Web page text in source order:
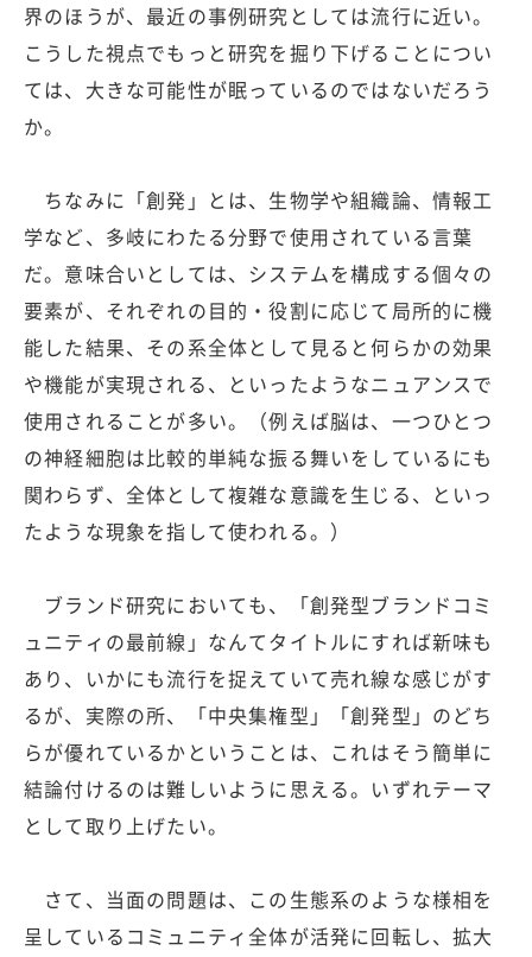
界のほうが、最近の事例研究としては流行に近い。
こうした視点でもっと研究を掘り下げることについ
ては、大きな可能性が眠っているのではないだろう
か。
ちなみに「創発」とは、生物学や組織論、情報工
学など、多岐にわたる分野で使用されている言葉
だ。意味合いとしては、システムを構成する個々の
要素が、それぞれの目的・役割に応じて局所的に機
能した結果、その系全体として見ると何らかの効果
や機能が実現される、といったようなニュアンスで
使用されることが多い。（例えば脳は、一つひとつ
の神経細胞は比較的単純な振る舞いをしているにも
関わらず、全体として複雑な意識を生じる、といっ
たような現象を指して使われる。）
ブランド研究においても、「創発型ブランドコミ
ュニティの最前線」なんてタイトルにすれば新味も
あり、いかにも流行を捉えていて売れ線な感じがす
るが、実際の所、「中央集権型」「創発型」のどち
らが優れているかということは、これはそう簡単に
結論付けるのは難しいように思える。いずれテーマ
として取り上げたい。
さて、当面の問題は、この生態系のような様相を
呈しているコミュニティ全体が活発に回転し、拡大